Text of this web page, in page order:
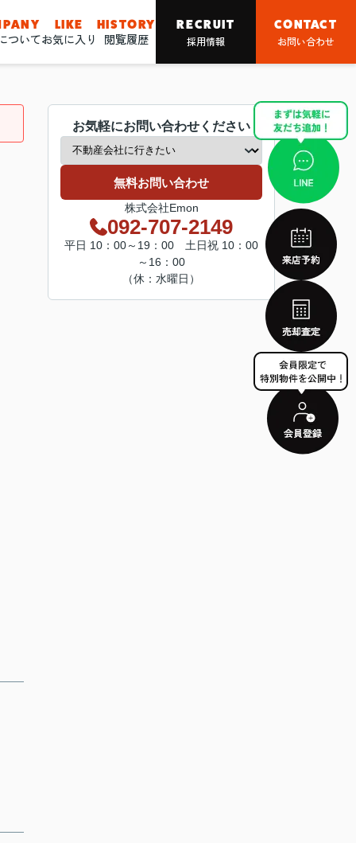
ついて
LIKE
お気に入り
HISTORY
閲覧履歴
RECRUIT
採用情報
CONTACT
お問い合わせ
お気軽にお問い合わせください
無料お問い合わせ
株式会社Emon
092-707-2149
平日 10：00～19：00 土日祝 10：00
～16：00
（休：水曜日）